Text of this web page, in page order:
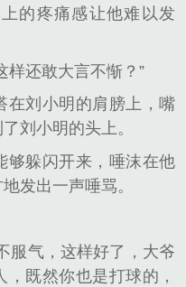
的疼痛感让他难以发
样还敢大言不惭？”
在刘小明的肩膀上，嘴
刘小明的头上。
够躲闪开来，唾沫在他
发出一声唾骂。
服气，这样好了，大爷
既然你也是打球的，